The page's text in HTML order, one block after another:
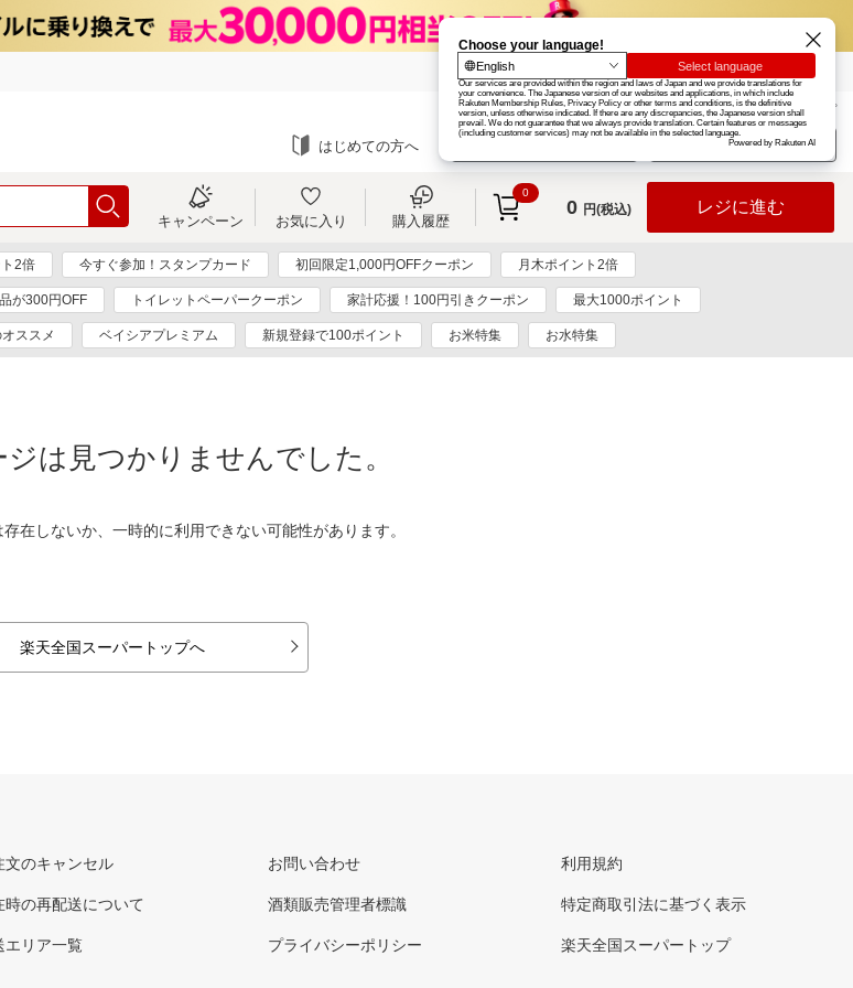
楽天グループ カード
お知らせ ヘルプ
はじめての方へ ログイン
キャンペーン お気に入り 購入履歴
0
0 円(税込) レジに進む
2倍 今すぐ参加！スタンプカード 初回限定1,000円OFFクーポン 月木ポイント2倍
が300円OFF トイレットペーパークーポン 家計応援！100円引きクーポン 最大1000ポイント
ススメ ベイシアプレミアム 新規登録で100ポイント お米特集 お水特集
は見つかりませんでした。
在しないか、一時的に利用できない可能性があります。
楽天全国スーパートップへ
文のキャンセル
時の再配送について
エリア一覧
お問い合わせ
酒類販売管理者標識
プライバシーポリシー
利用規約
特定商取引法に基づく表示
楽天全国スーパートップ